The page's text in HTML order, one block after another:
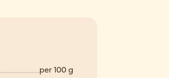
per 100 g